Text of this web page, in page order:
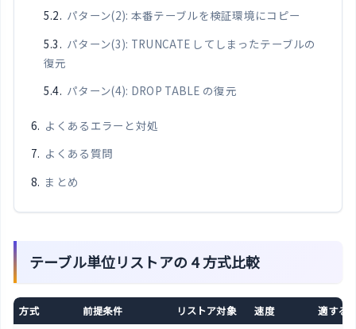
パターン(2): 本番テーブルを検証環境にコピー
パターン(3): TRUNCATE してしまったテーブルの
復元
パターン(4): DROP TABLE の復元
よくあるエラーと対処
よくある質問
まとめ
テーブル単位リストアの 4 方式比較
方式 前提条件 リストア対象 速度
適する